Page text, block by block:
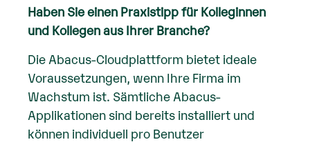
Haben Sie einen Praxistipp für Kolleginnen
und Kollegen aus Ihrer Branche?
Die Abacus-Cloudplattform bietet ideale
Voraussetzungen, wenn Ihre Firma im
Wachstum ist. Sämtliche Abacus-
Applikationen sind bereits installiert und
können individuell pro Benutzer